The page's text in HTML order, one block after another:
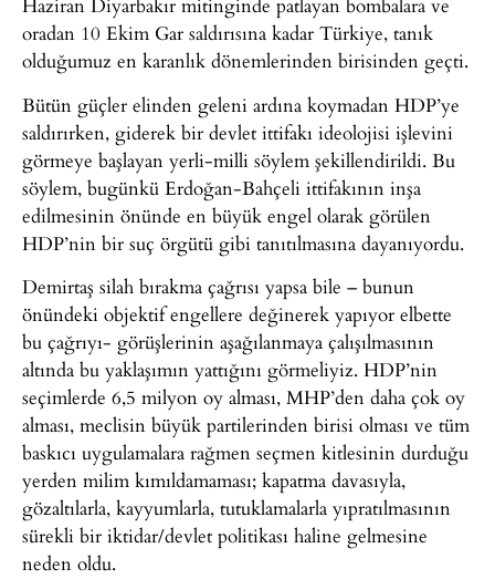
oradan 10 Ekim Gar saldırısına kadar Türkiye, tanık
olduğumuz en karanlık dönemlerinden birisinden geçti.
Bütün güçler elinden geleni ardına koymadan HDP’ye
saldırırken, giderek bir devlet ittifakı ideolojisi işlevini
görmeye başlayan yerli-milli söylem şekillendirildi. Bu
söylem, bugünkü Erdoğan-Bahçeli ittifakının inşa
edilmesinin önünde en büyük engel olarak görülen
HDP’nin bir suç örgütü gibi tanıtılmasına dayanıyordu.
Demirtaş silah bırakma çağrısı yapsa bile – bunun
önündeki objektif engellere değinerek yapıyor elbette
bu çağrıyı- görüşlerinin aşağılanmaya çalışılmasının
altında bu yaklaşımın yattığını görmeliyiz. HDP’nin
seçimlerde 6,5 milyon oy alması, MHP’den daha çok oy
alması, meclisin büyük partilerinden birisi olması ve tüm
baskıcı uygulamalara rağmen seçmen kitlesinin durduğu
yerden milim kımıldamaması; kapatma davasıyla,
gözaltılarla, kayyumlarla, tutuklamalarla yıpratılmasının
sürekli bir iktidar/devlet politikası haline gelmesine
neden oldu.